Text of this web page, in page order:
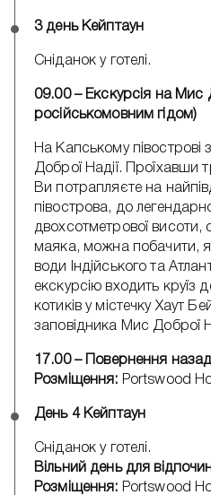
3 день Кейптаун
Сніданок у готелі.
09.00 – Екскурсія на Мис
російськомовним гідом)
На Капському півострові
Доброї Надії. Проїхавши
Ви потрапляєте на
півострова, до
двохсотметрової висоти,
маяка, можна побачити,
води Індійського та
екскурсію входить круїз
котиків у містечку Хаут
заповідника Мис Доброї
17.00 – Повернення
Розміщення: Portswood
День 4 Кейптаун
Сніданок у готелі.
Вільний день для
Розміщення: Portswood